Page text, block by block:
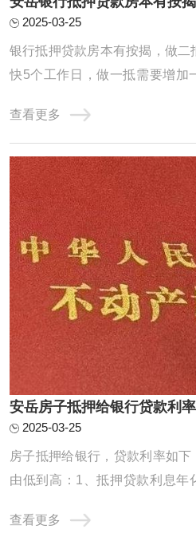
2025-03-25
银行抵押贷款房本有按揭，做
快5个工作日，做一抵需要增加
也就是从还款到解压完需要花费
要20个工作日左右能放款。一
前还款，一般需要提前半个月左
查看更多
安岳房子抵押给银行贷款利
2025-03-25
房子抵押给银行，贷款利率如
由低到高：1、抵押贷款利息年
2.95%，100万月还款24584、不
查看更多